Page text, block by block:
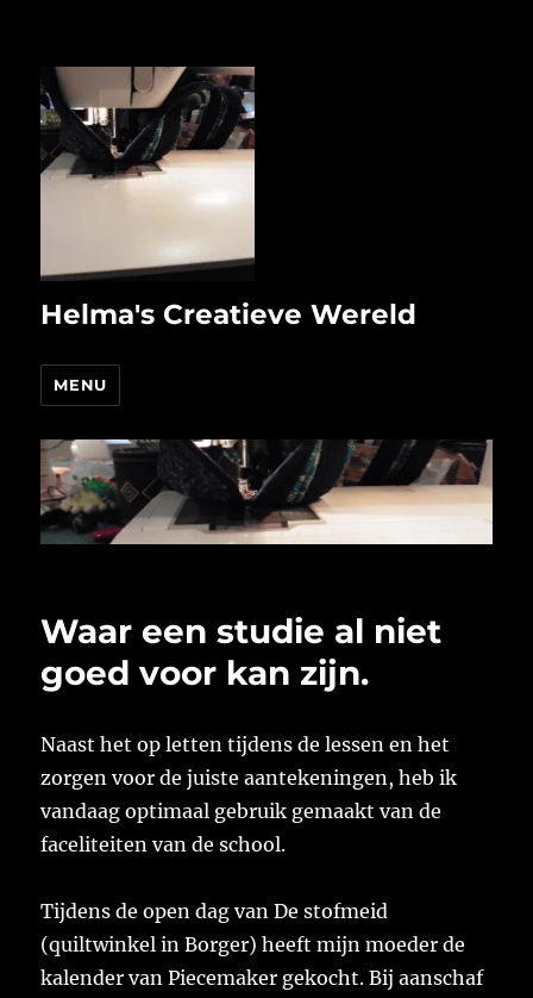
Helma's Creatieve Wereld
MENU
Waar een studie al niet
goed voor kan zijn.
Naast het op letten tijdens de lessen en het
zorgen voor de juiste aantekeningen, heb ik
vandaag optimaal gebruik gemaakt van de
faceliteiten van de school.
Tijdens de open dag van De stofmeid
(quiltwinkel in Borger) heeft mijn moeder de
kalender van Piecemaker gekocht. Bij aanschaf